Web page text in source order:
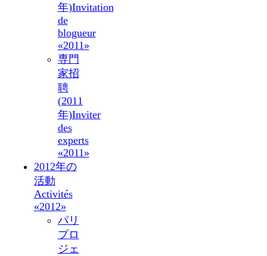
年)Invitation
de
blogueur
«2011»
専門
家招
聘
(2011
年)Inviter
des
experts
«2011»
2012年の
活動
Activités
«2012»
パリ
プロ
ジェ